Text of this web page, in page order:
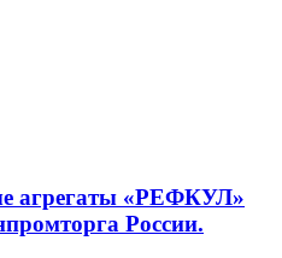
агрегаты «РЕФКУЛ»
России.